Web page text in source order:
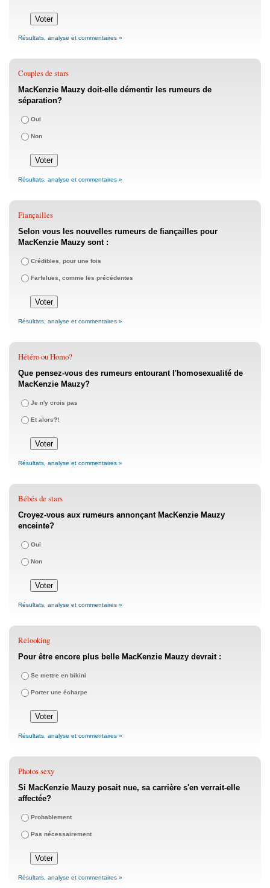
Résultats, analyse et commentaires »
Couples de stars
MacKenzie Mauzy doit-elle démentir les rumeurs de
séparation?
Oui
Non
Résultats, analyse et commentaires »
Fiançailles
Selon vous les nouvelles rumeurs de fiançailles pour
MacKenzie Mauzy sont :
Crédibles, pour une fois
Farfelues, comme les précédentes
Résultats, analyse et commentaires »
Hétéro ou Homo?
Que pensez-vous des rumeurs entourant l'homosexualité de
MacKenzie Mauzy?
Je n'y crois pas
Et alors?!
Résultats, analyse et commentaires »
Bébés de stars
Croyez-vous aux rumeurs annonçant MacKenzie Mauzy
enceinte?
Oui
Non
Résultats, analyse et commentaires »
Relooking
Pour être encore plus belle MacKenzie Mauzy devrait :
Se mettre en bikini
Porter une écharpe
Résultats, analyse et commentaires »
Photos sexy
Si MacKenzie Mauzy posait nue, sa carrière s'en verrait-elle
affectée?
Probablement
Pas nécessairement
Résultats, analyse et commentaires »